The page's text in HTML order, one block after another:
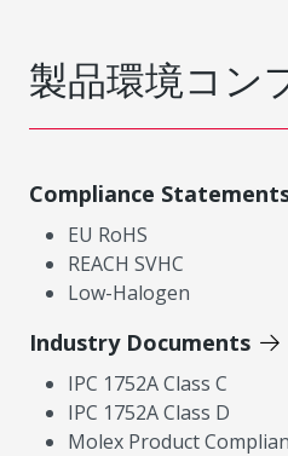
製品環境コン
Compliance
EU RoHS
REACH SVHC
Low-Halogen
Industry Documents
IPC 1752A Class C
IPC 1752A Class D
Molex Product